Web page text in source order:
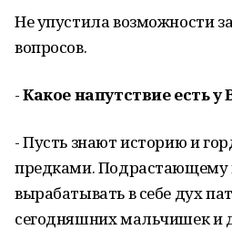
Не упустила возможности
вопросов.
-Какое напутствие есть
- Пусть знают историю и
предками. Подрастающему
вырабатывать в себе дух
сегодняшних мальчишек и